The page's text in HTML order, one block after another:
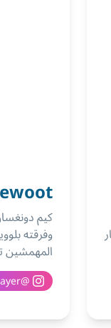
كيم
وفرقته
المهمشين
@